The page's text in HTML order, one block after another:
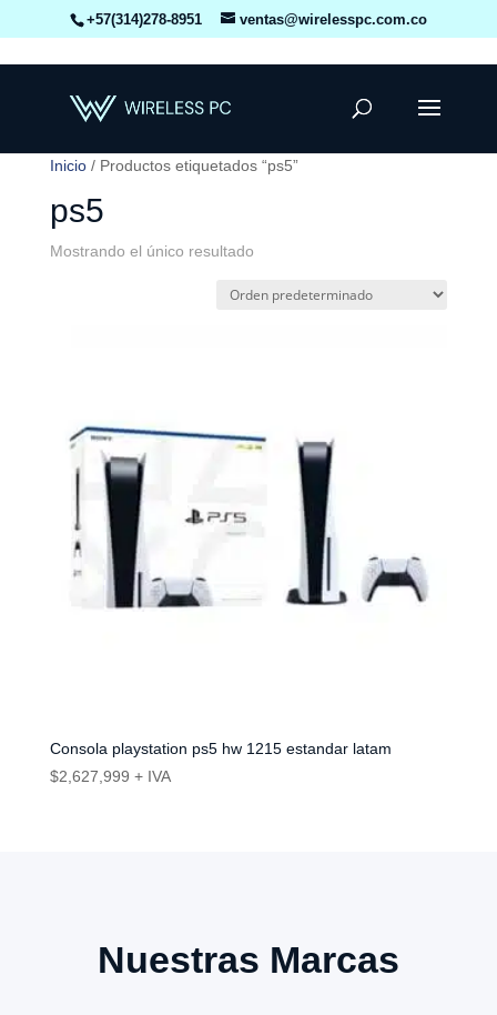
+57(314)278-8951 ventas@wirelesspc.com.co
Inicio/ Productos etiquetados “ps5”
ps5
Mostrando el único resultado
Consola playstation ps5 hw 1215 estandar latam
$2,627,999 + IVA
Nuestras Marcas